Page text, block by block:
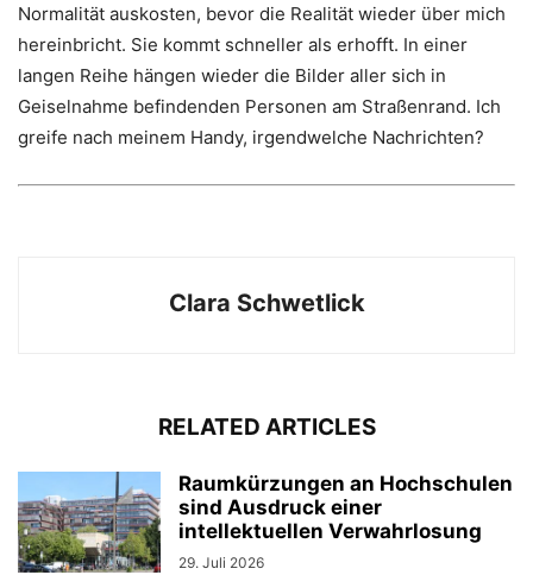
Normalität auskosten, bevor die Realität wieder über mich
hereinbricht. Sie kommt schneller als erhofft. In einer
langen Reihe hängen wieder die Bilder aller sich in
Geiselnahme befindenden Personen am Straßenrand. Ich
greife nach meinem Handy, irgendwelche Nachrichten?
Clara Schwetlick
RELATED ARTICLES
Raumkürzungen an Hochschulen
sind Ausdruck einer
intellektuellen Verwahrlosung
29. Juli 2026